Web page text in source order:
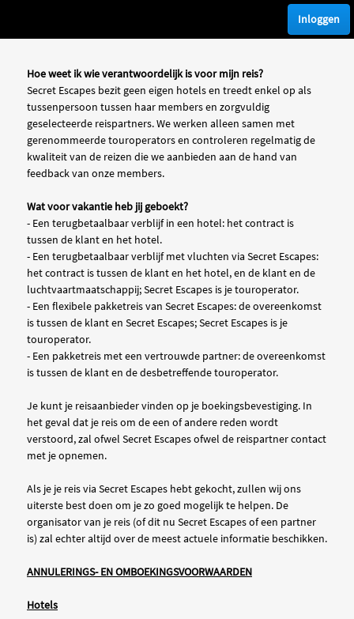
Inloggen
Hoe weet ik wie verantwoordelijk is voor mijn reis?
Secret Escapes bezit geen eigen hotels en treedt enkel op als
tussenpersoon tussen haar members en zorgvuldig
geselecteerde reispartners. We werken alleen samen met
gerenommeerde touroperators en controleren regelmatig de
kwaliteit van de reizen die we aanbieden aan de hand van
feedback van onze members.
Wat voor vakantie heb jij geboekt?
- Een terugbetaalbaar verblijf in een hotel: het contract is
tussen de klant en het hotel.
- Een terugbetaalbaar verblijf met vluchten via Secret Escapes:
het contract is tussen de klant en het hotel, en de klant en de
luchtvaartmaatschappij; Secret Escapes is je touroperator.
- Een flexibele pakketreis van Secret Escapes: de overeenkomst
is tussen de klant en Secret Escapes; Secret Escapes is je
touroperator.
- Een pakketreis met een vertrouwde partner: de overeenkomst
is tussen de klant en de desbetreffende touroperator.
Je kunt je reisaanbieder vinden op je boekingsbevestiging. In
het geval dat je reis om de een of andere reden wordt
verstoord, zal ofwel Secret Escapes ofwel de reispartner contact
met je opnemen.
Als je je reis via Secret Escapes hebt gekocht, zullen wij ons
uiterste best doen om je zo goed mogelijk te helpen. De
organisator van je reis (of dit nu Secret Escapes of een partner
is) zal echter altijd over de meest actuele informatie beschikken.
ANNULERINGS- EN OMBOEKINGSVOORWAARDEN
Hotels